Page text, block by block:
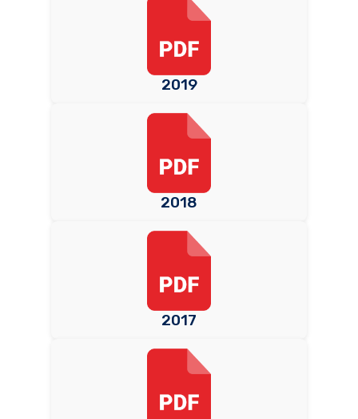
2019
2018
2017